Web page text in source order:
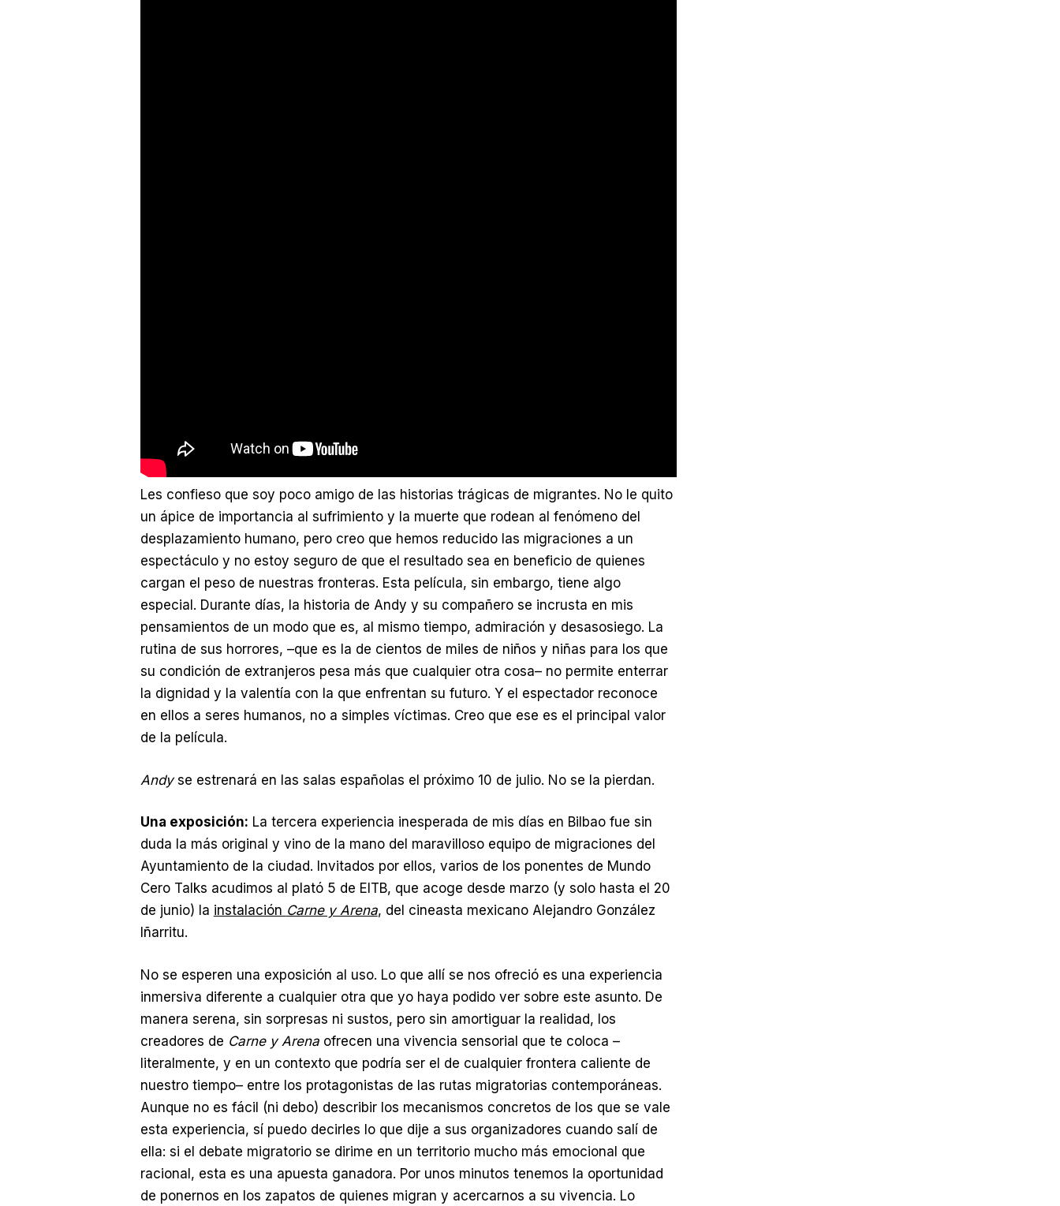
Les confieso que soy poco amigo de las historias trágicas de migrantes. No le quito
un ápice de importancia al sufrimiento y la muerte que rodean al fenómeno del
desplazamiento humano, pero creo que hemos reducido las migraciones a un
espectáculo y no estoy seguro de que el resultado sea en beneficio de quienes
cargan el peso de nuestras fronteras. Esta película, sin embargo, tiene algo
especial. Durante días, la historia de Andy y su compañero se incrusta en mis
pensamientos de un modo que es, al mismo tiempo, admiración y desasosiego. La
rutina de sus horrores, –que es la de cientos de miles de niños y niñas para los que
su condición de extranjeros pesa más que cualquier otra cosa– no permite enterrar
la dignidad y la valentía con la que enfrentan su futuro. Y el espectador reconoce
en ellos a seres humanos, no a simples víctimas. Creo que ese es el principal valor
de la película.
Andyse estrenará en las salas españolas el próximo 10 de julio. No se la pierdan.
Una exposición: La tercera experiencia inesperada de mis días en Bilbao fue sin
duda la más original y vino de la mano del maravilloso equipo de migraciones del
Ayuntamiento de la ciudad. Invitados por ellos, varios de los ponentes de Mundo
Cero Talks acudimos al plató 5 de EITB, que acoge desde marzo (y solo hasta el 20
de junio) la instalación Carne y Arena, del cineasta mexicano Alejandro González
Iñarritu.
No se esperen una exposición al uso. Lo que allí se nos ofreció es una experiencia
inmersiva diferente a cualquier otra que yo haya podido ver sobre este asunto. De
manera serena, sin sorpresas ni sustos, pero sin amortiguar la realidad, los
creadores de Carne y Arenaofrecen una vivencia sensorial que te coloca –
literalmente, y en un contexto que podría ser el de cualquier frontera caliente de
nuestro tiempo– entre los protagonistas de las rutas migratorias contemporáneas.
Aunque no es fácil (ni debo) describir los mecanismos concretos de los que se vale
esta experiencia, sí puedo decirles lo que dije a sus organizadores cuando salí de
ella: si el debate migratorio se dirime en un territorio mucho más emocional que
racional, esta es una apuesta ganadora. Por unos minutos tenemos la oportunidad
de ponernos en los zapatos de quienes migran y acercarnos a su vivencia. Lo